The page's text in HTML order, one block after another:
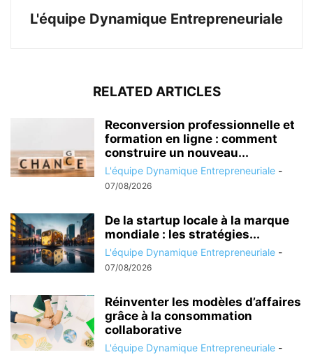
L'équipe Dynamique Entrepreneuriale
RELATED ARTICLES
Reconversion professionnelle et
formation en ligne : comment
construire un nouveau...
L'équipe Dynamique Entrepreneuriale -
07/08/2026
De la startup locale à la marque
mondiale : les stratégies...
L'équipe Dynamique Entrepreneuriale -
07/08/2026
Réinventer les modèles d’affaires
grâce à la consommation
collaborative
L'équipe Dynamique Entrepreneuriale -